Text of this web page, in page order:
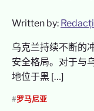
Written by:
乌克兰持续不断的
安全格局。对于与
地位于黑 […]
#罗马尼亚